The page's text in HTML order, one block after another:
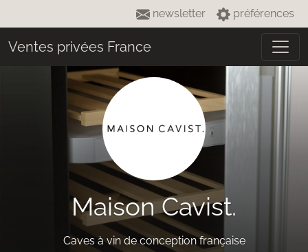
newsletter préférences
Ventes privées France
Maison Cavist.
Caves à vin de conception française